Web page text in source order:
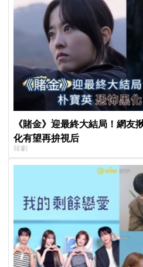
《賭金》迎最終大結局！網
化有望再拚視后
韓劇